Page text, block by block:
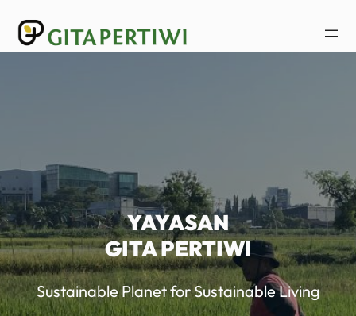
Lewati
ke
YAYASAN
GITA PERTIWI
Sustainable Planet for Sustainable Living